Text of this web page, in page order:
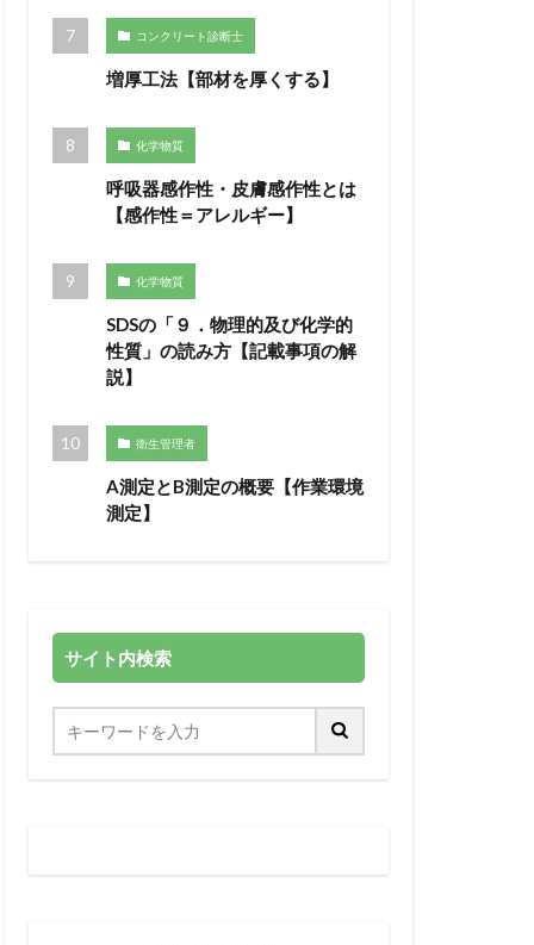
コンクリート診断士
増厚工法【部材を厚くする】
化学物質
呼吸器感作性・皮膚感作性とは
【感作性＝アレルギー】
化学物質
SDSの「９．物理的及び化学的
性質」の読み方【記載事項の解
説】
衛生管理者
A測定とB測定の概要【作業環境
測定】
サイト内検索